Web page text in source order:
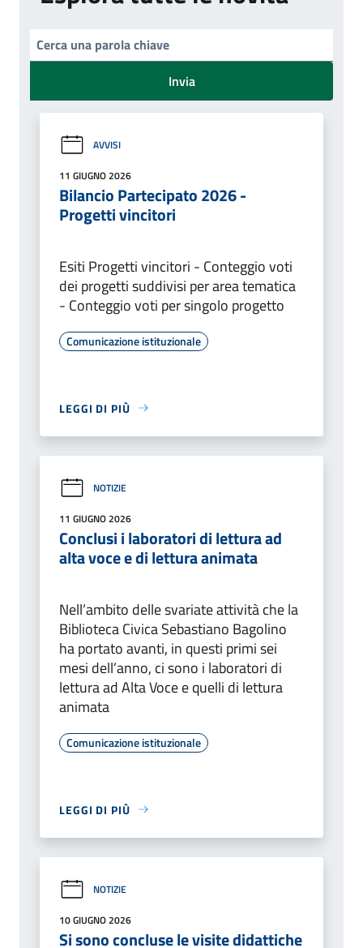
Invia
AVVISI
11 GIUGNO 2026
Bilancio Partecipato 2026 -
Progetti vincitori
Esiti Progetti vincitori - Conteggio voti
dei progetti suddivisi per area tematica
- Conteggio voti per singolo progetto
Comunicazione istituzionale
LEGGI DI PIÙ
NOTIZIE
11 GIUGNO 2026
Conclusi i laboratori di lettura ad
alta voce e di lettura animata
Nell’ambito delle svariate attività che la
Biblioteca Civica Sebastiano Bagolino
ha portato avanti, in questi primi sei
mesi dell’anno, ci sono i laboratori di
lettura ad Alta Voce e quelli di lettura
animata
Comunicazione istituzionale
LEGGI DI PIÙ
NOTIZIE
10 GIUGNO 2026
Si sono concluse le visite didattiche